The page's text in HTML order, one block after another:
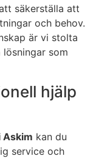
säkerställa att
och behov.
är vi stolta
som
hjälp
Askim kan du
service och